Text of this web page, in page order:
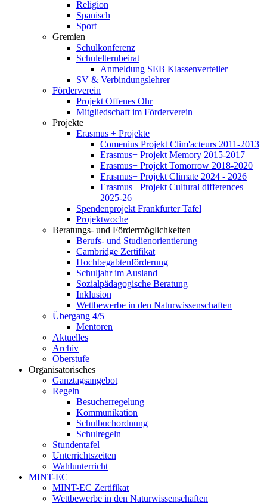
Religion
Spanisch
Sport
Gremien
Schulkonferenz
Schulelternbeirat
Anmeldung SEB Klassenverteiler
SV & Verbindungslehrer
Förderverein
Projekt Offenes Ohr
Mitgliedschaft im Förderverein
Projekte
Erasmus + Projekte
Comenius Projekt Clim'acteurs 2011-2013
Erasmus+ Projekt Memory 2015-2017
Erasmus+ Projekt Tomorrow 2018-2020
Erasmus+ Projekt Climate 2024 - 2026
Erasmus+ Projekt Cultural differences
2025-26
Spendenprojekt Frankfurter Tafel
Projektwoche
Beratungs- und Fördermöglichkeiten
Berufs- und Studienorientierung
Cambridge Zertifikat
Hochbegabtenförderung
Schuljahr im Ausland
Sozialpädagogische Beratung
Inklusion
Wettbewerbe in den Naturwissenschaften
Übergang 4/5
Mentoren
Aktuelles
Archiv
Oberstufe
Organisatorisches
Ganztagsangebot
Regeln
Besucherregelung
Kommunikation
Schulbuchordnung
Schulregeln
Stundentafel
Unterrichtszeiten
Wahlunterricht
MINT-EC
MINT-EC Zertifikat
Wettbewerbe in den Naturwissenschaften